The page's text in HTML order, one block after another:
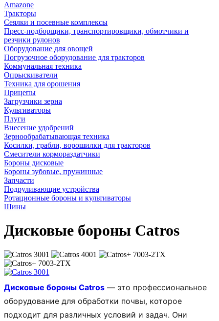
Amazone
Тракторы
Сеялки и посевные комплексы
Пресс-подборщики, транспортировщики, обмотчики и
резчики рулонов
Оборудование для овощей
Погрузочное оборудование для тракторов
Коммунальная техника
Опрыскиватели
Техника для орошения
Прицепы
Загрузчики зерна
Культиваторы
Плуги
Внесение удобрений
Зернообрабатывающая техника
Косилки, грабли, ворошилки для тракторов
Смесители кормораздатчики
Бороны дисковые
Бороны зубовые, пружинные
Запчасти
Подруливающие устройства
Ротационные бороны и культиваторы
Шины
Дисковые бороны Catros
Дисковые бороны Catros — это профессиональное
оборудование для обработки почвы, которое
подходит для различных условий и задач. Они